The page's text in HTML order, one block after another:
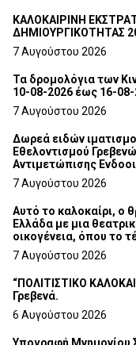
ΚΑΛΟΚΑΙΡΙΝΗ
ΔΗΜΙΟΥΡΓΙΚΟΤΗΤΑΣ
7 Αυγούστου 2026
Τα δρομολόγια των
10-08-2026 έως 16-08-
7 Αυγούστου 2026
Δωρεά ειδών
Εθελοντισμού
Αντιμετώπισης
Τμήματος Γρεβενών
7 Αυγούστου 2026
Αυτό το καλοκαίρι, ο
Ελλάδα με μια
οικογένεια,
7 Αυγούστου 2026
“ΠΟΛΙΤΙΣΤΙΚΟ
Γρεβενά.
6 Αυγούστου 2026